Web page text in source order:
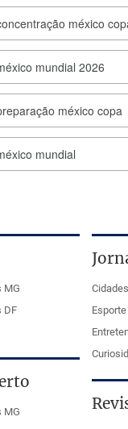
MG
DF
MG
Cidades
Esporte